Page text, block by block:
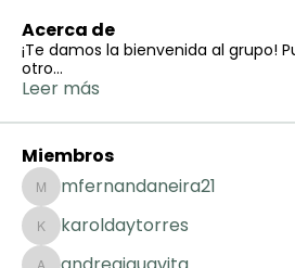
Acerca de
¡Te damos la bienvenida al grupo!
otro...
Leer más
Miembros
mfernandaneira21
mfernandaneira21
karoldaytorres
karoldaytorres